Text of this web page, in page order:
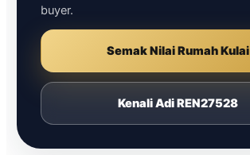
buyer.
Semak Nilai Rumah Kulai
Kenali Adi REN27528